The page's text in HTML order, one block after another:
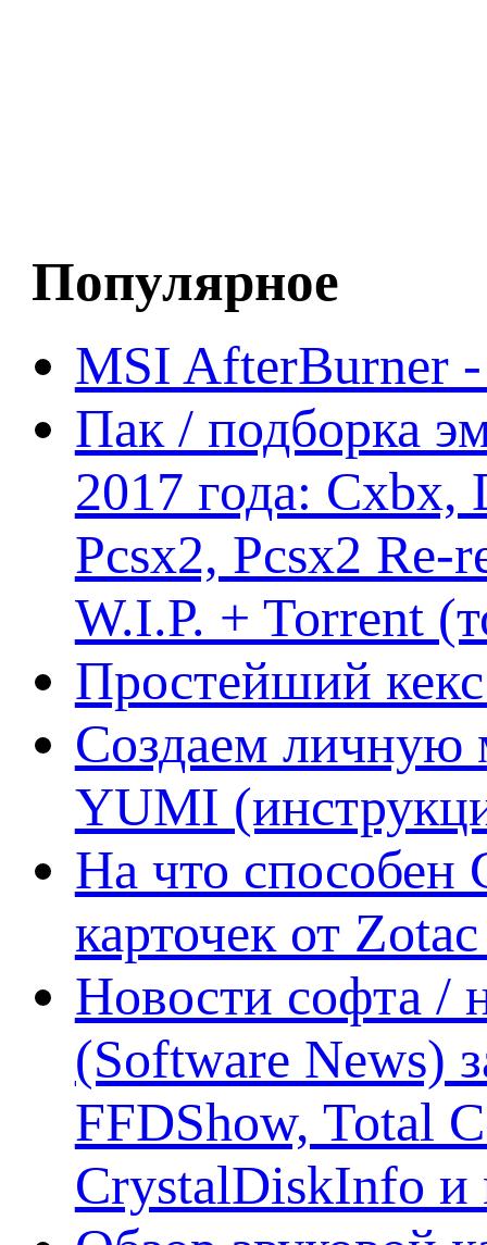
Популярное
MSI AfterBurner
Пак / подборка
2017 года:
Pcsx2, Pcsx2
W.I.P. + Torrent
Простейший кекс
Создаем личную
YUMI
На что способен
карточек от
Новости софта /
(Software News)
FFDShow, Total
CrystalDiskInfo и